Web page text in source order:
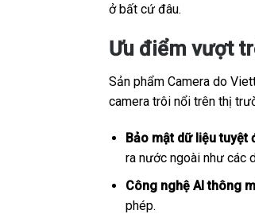
ở bất cứ đâu.
Ưu điểm vượt
Sản phẩm Camera do
camera trôi nổi trên thị
Bảo mật dữ liệu tuyệt
ra nước ngoài như các
Công nghệ AI thông
phép.